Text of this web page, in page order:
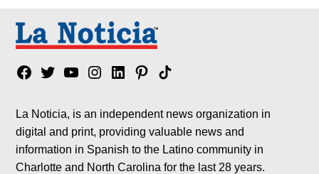
Facebook
TwitterYouTubeInstagram
LinkedinPinterest
Tik
La Noticia, is an independent news organization in
digital and print, providing valuable news and
information in Spanish to the Latino community in
Charlotte and North Carolina for the last 28 years.